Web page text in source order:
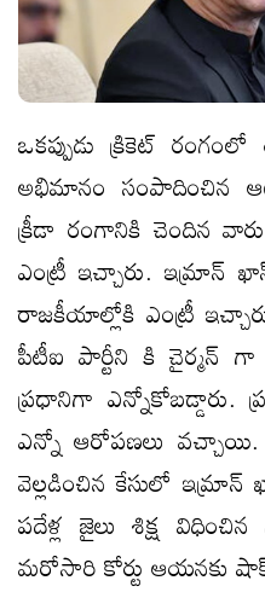
ఒకప్పుడు క్రికెట్
అభిమానం సంపాదించిన
క్రీడా రంగానికి చెందిన
ఎంట్రీ ఇచ్చారు. ఇమ్రాన్
రాజకీయాల్లోకి ఎంట్రీ
పీటీఐ పార్టీని కి చైర్మన్
ప్రధానిగా
ఎన్నో ఆరోపణలు
వెల్లడించిన కేసులో
పదేళ్ల జైలు శిక్ష
మరోసారి కోర్టు ఆయనకు